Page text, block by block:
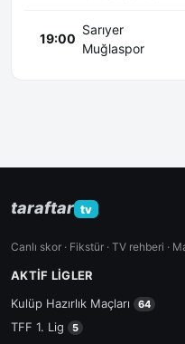
19:00
Sarıyer
Muğlaspor
taraftar tv
Canlı skor · Fikstür · TV rehberi ·
AKTIF LIGLER
Kulüp Hazırlık Maçları
64
TFF 1. Lig 5